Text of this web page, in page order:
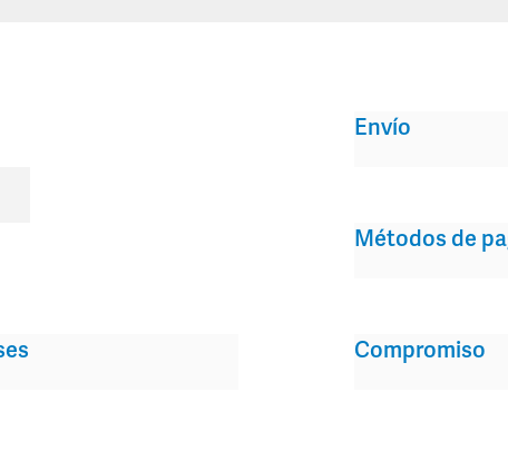
Envío
Métodos de
Compromiso